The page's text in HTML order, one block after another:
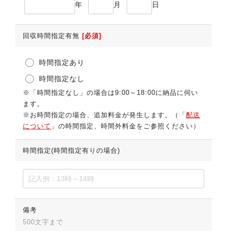
年 月 日
回収時間指定有無 [必須]
時間指定あり
時間指定なし
※「時間指定なし」の場合は9:00～18:00に納品に伺い
ます。
※お時間指定の場合、追加料金が発生します。（「 配送
について 」の時間指定、時間外料金をご参照ください）
時間指定(時間指定有りの場合)
備考
500文字まで